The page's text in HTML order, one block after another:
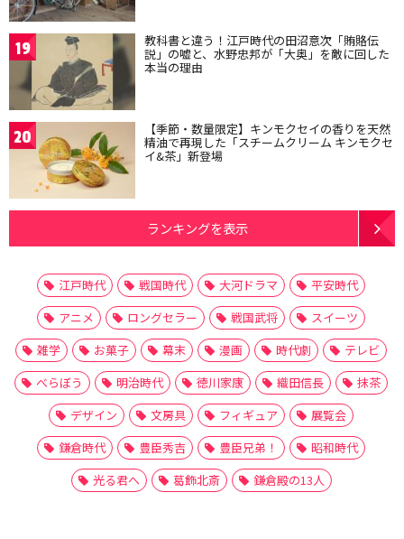
19 教科書と違う！江戸時代の田沼意次「賄賂伝
説」の嘘と、水野忠邦が「大奥」を敵に回した
本当の理由
20 【季節・数量限定】キンモクセイの香りを天然
精油で再現した「スチームクリーム キンモクセ
イ&茶」新登場
ランキングを表示
江戸時代 戦国時代 大河ドラマ
平安時代
アニメ
ロングセラー 戦国武将
スイーツ
雑学
お菓子 幕末 漫画 時代劇
テレビ
べらぼう
明治時代 徳川家康 織田信長
抹茶
デザイン
文房具 フィギュア
展覧会
鎌倉時代
豊臣秀吉 豊臣兄弟！
昭和時代
光る君へ
葛飾北斎 鎌倉殿の13人